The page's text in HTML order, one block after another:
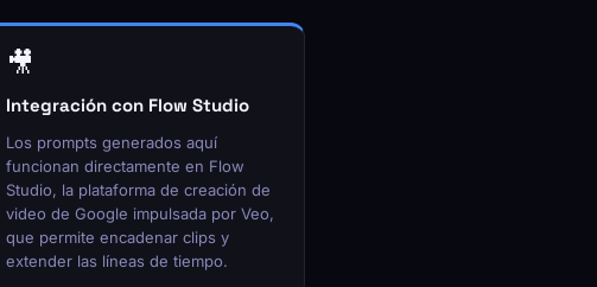
🎥
Integración con Flow Studio
Los prompts generados aquí
funcionan directamente en Flow
Studio, la plataforma de creación de
video de Google impulsada por Veo,
que permite encadenar clips y
extender las líneas de tiempo.